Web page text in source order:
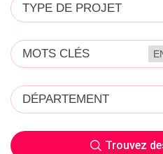
TYPE DE PROJET
MOTS CLÉS
DÉPARTEMENT
Trouvez